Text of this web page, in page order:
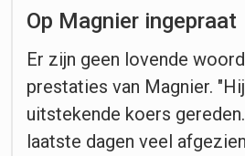
Op Magnier ingepraat
Er zijn geen lovende
prestaties van Magnier.
uitstekende koers
laatste dagen veel